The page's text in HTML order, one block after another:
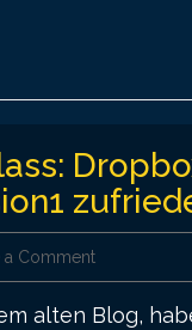
a Comment
alten Blog,